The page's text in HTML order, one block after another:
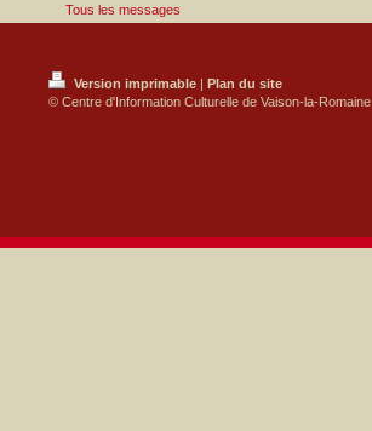
Tous les messages
Version imprimable | Plan du site
© Centre d'Information Culturelle de Vaison-la-Romaine